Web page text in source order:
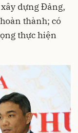
dựng Đảng,
thành; có
thực hiện